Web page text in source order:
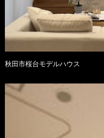
秋田市桜台モデルハウス